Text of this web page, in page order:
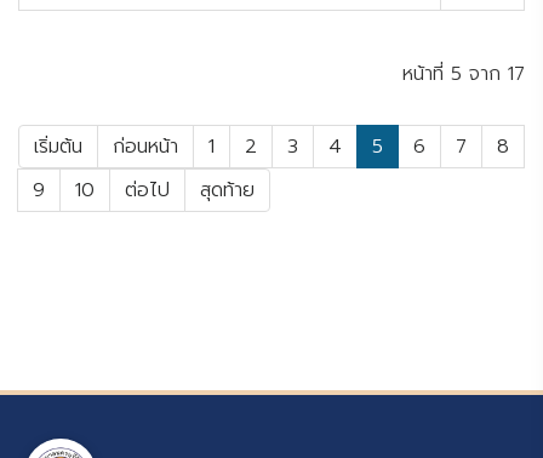
หน้าที่ 5 จาก 17
เริ่มต้น ก่อนหน้า 1 2 3 4 5 6 7
8
9
10 ต่อไป สุดท้าย